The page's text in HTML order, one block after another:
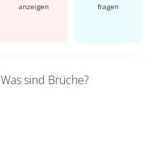
anzeigen fragen
Was sind Brüche?